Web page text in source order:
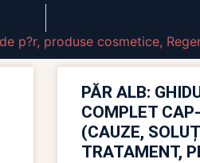
p?r, produse cosmetice,
PĂR ALB:
COMPLET
(CAUZE,
TRATAMENT,